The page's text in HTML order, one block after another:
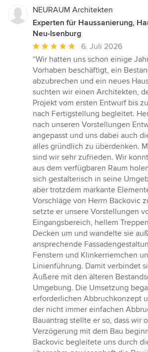
NEURAUM Architekten
Experten für Haussanierung,
Neu-Isenburg
Durchschnittliche
Bewertung:
5
von
5
Sternen
6. Juli 2026
“Wir hatten uns schon einige
Vorhaben beschäftigt, ein
abzubrechen und ein neues
suchten wir einen Architekten,
Projekt vom ersten Entwurf bis
nach Fertigstellung begleitet.
nach unseren Vorstellungen
angepasst und uns dabei auch
alles gründlich zu überdenken.
sind wir sehr zufrieden. Wir
aus dem verfügbaren Raum
sich gestalterisch in seine
aber trotzdem markante
Vorschläge von Herrn Backovic
setzte er unsere Vorstellungen
Eingangsbereich, hellem
Decken um und wandelte sie
ansprechende
Fenstern und Klinkerriemchen
Linienführung. Damit verbindet
Äußere mit den älteren
Umgebung. Die Umsetzung
erforderlichen Abbruchkonzept
der nicht immer einfachen
Bauantrag stellte er so, dass wir
Verzögerung mit dem Bau
Backovic begleitete uns durch